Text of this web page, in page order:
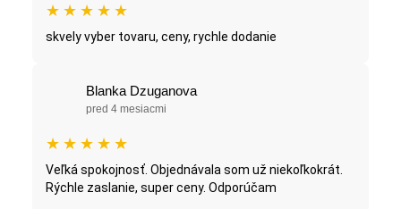
★ ★ ★ ★ ★
skvely vyber tovaru, ceny, rychle dodanie
Blanka Dzuganova
pred 4 mesiacmi
★ ★ ★ ★ ★
Veľká spokojnosť. Objednávala som už niekoľkokrát.
Rýchle zaslanie, super ceny. Odporúčam